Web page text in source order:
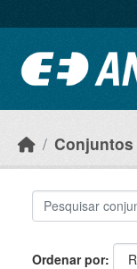
Ordenar por